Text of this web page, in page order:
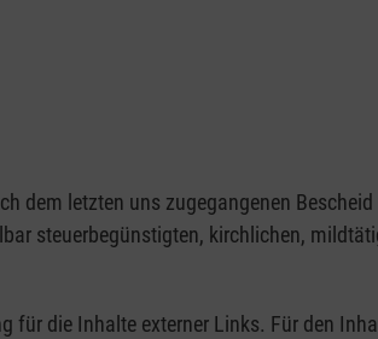
dem letzten uns zugegangenen
steuerbegünstigten, kirchlichen,
die Inhalte externer Links. Für den